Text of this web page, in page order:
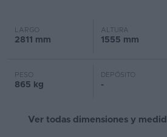
LARGO
2811 mm
ALTURA
1555 mm
PESO
865 kg
DEPÓSITO
-
Ver todas dimensiones y